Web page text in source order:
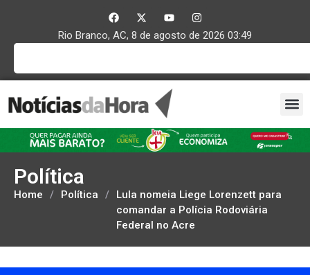
Rio Branco, AC, 8 de agosto de 2026 03:49
Política
Home / Política /
Lula nomeia Liege Lorenzett para
comandar a Polícia Rodoviária
Federal no Acre